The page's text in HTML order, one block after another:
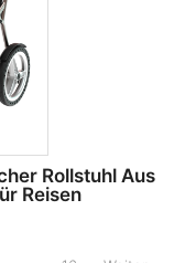
Rollstuhl Aus
Reisen